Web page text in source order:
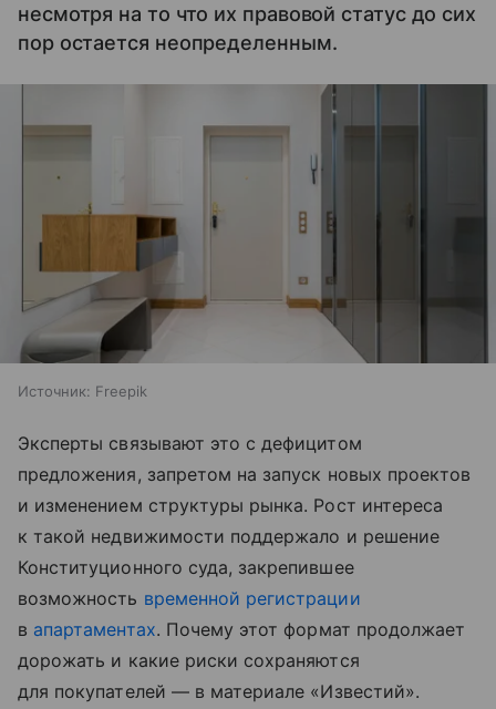
несмотря на то что их правовой статус до сих
пор остается неопределенным.
Источник: Freepik
Эксперты связывают это с дефицитом
предложения, запретом на запуск новых проектов
и изменением структуры рынка. Рост интереса
к такой недвижимости поддержало и решение
Конституционного суда, закрепившее
возможность временной регистрации
в апартаментах. Почему этот формат продолжает
дорожать и какие риски сохраняются
для покупателей — в материале «Известий».